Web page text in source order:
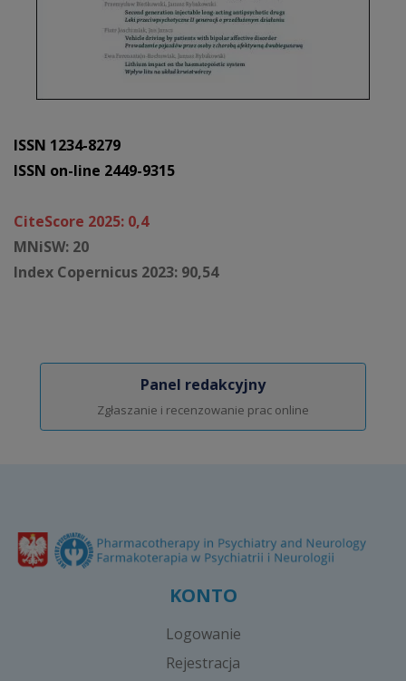
ISSN 1234-8279
ISSN on-line 2449-9315
CiteScore 2025: 0,4
MNiSW: 20
Index Copernicus 2023: 90,54
Panel redakcyjny
Zgłaszanie i recenzowanie prac online
KONTO
Logowanie
Rejestracja